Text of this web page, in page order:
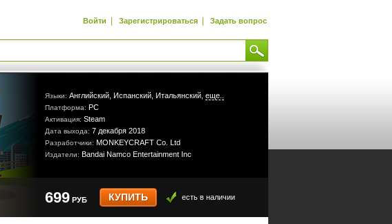
Войти | Зарегистрироваться | Задать вопрос
Языки: Английский, Испанский, Итальянский, еще..
Платформа: PC
Активация: Steam
Дата выхода: 7 декабря 2018
Разработчики: MONKEYCRAFT Co. Ltd
Издатели: Bandai Namco Entertainment Inc
699 РУБ КУПИТЬ есть в наличии